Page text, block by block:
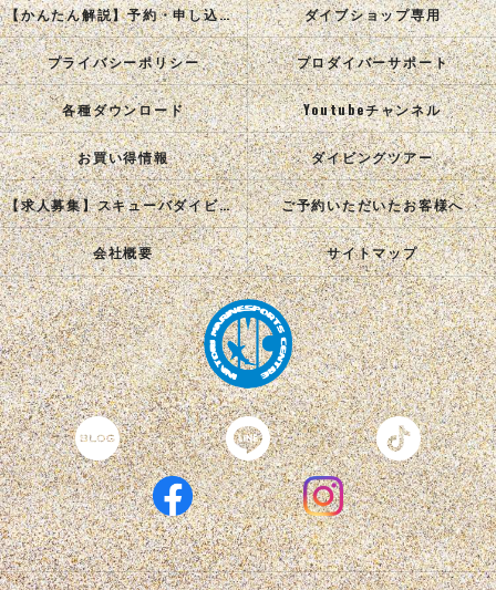
【かんたん解説】予約・申し込み手順 ダイブショップ専用
プライバシーポリシー プロダイバーサポート
各種ダウンロード Youtubeチャンネル
お買い得情報 ダイビングツアー
【求人募集】スキューバダイビングインストラクターを目指す正社員を募集中！ ご予約いただいたお客様へ
会社概要 サイトマップ